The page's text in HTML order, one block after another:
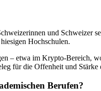
und Schweizer
Hochschulen.
– etwa im Krypto-
für die Offenheit und Stärke
Berufen?